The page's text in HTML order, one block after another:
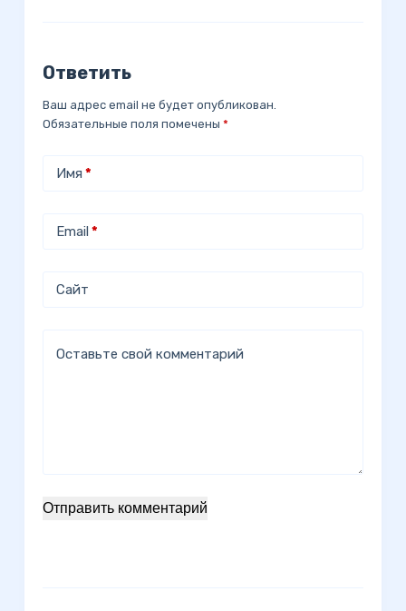
Ответить
Ваш адрес email не будет опубликован.
Обязательные поля помечены *
Имя *
Email*
Сайт
Оставьте свой комментарий
Отправить комментарий